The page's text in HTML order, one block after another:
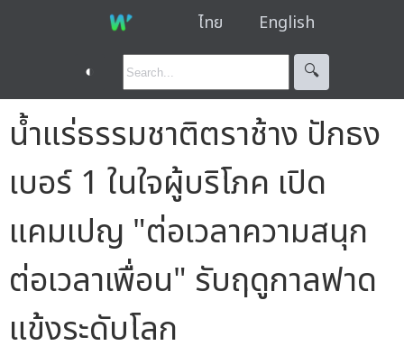
ไทย English
◐ 🔍︎
น้ำแร่ธรรมชาติตราช้าง ปักธง
เบอร์ 1 ในใจผู้บริโภค เปิด
แคมเปญ "ต่อเวลาความสนุก
ต่อเวลาเพื่อน" รับฤดูกาลฟาด
แข้งระดับโลก